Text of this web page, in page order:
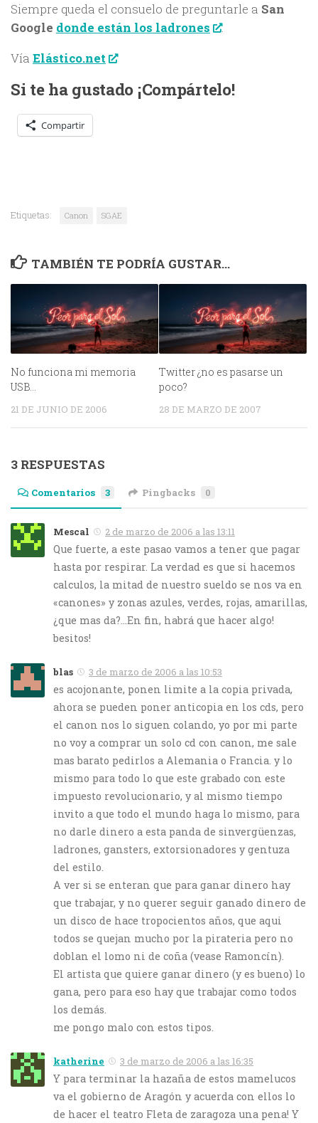
Siempre queda el consuelo de preguntarle a San
Google donde están los ladrones
.
Vía Elástico.net
Si te ha gustado ¡Compártelo!
Compartir
Etiquetas: Canon SGAE
TAMBIÉN TE PODRÍA GUSTAR...
No funciona mi memoria
USB…
21 DE JUNIO DE 2006
Twitter ¿no es pasarse un
poco?
28 DE MARZO DE 2007
3 RESPUESTAS
Comentarios 3 Pingbacks 0
Mescal 2 de marzo de 2006 a las 13:11
Que fuerte, a este pasao vamos a tener que pagar
hasta por respirar. La verdad es que si hacemos
calculos, la mitad de nuestro sueldo se nos va en
«canones» y zonas azules, verdes, rojas, amarillas,
¿que mas da?…En fin, habrá que hacer algo!
besitos!
blas 3 de marzo de 2006 a las 10:53
es acojonante, ponen limite a la copia privada,
ahora se pueden poner anticopia en los cds, pero
el canon nos lo siguen colando, yo por mi parte
no voy a comprar un solo cd con canon, me sale
mas barato pedirlos a Alemania o Francia. y lo
mismo para todo lo que este grabado con este
impuesto revolucionario, y al mismo tiempo
invito a que todo el mundo haga lo mismo, para
no darle dinero a esta panda de sinvergüenzas,
ladrones, gansters, extorsionadores y gentuza
del estilo.
A ver si se enteran que para ganar dinero hay
que trabajar, y no querer seguir ganado dinero de
un disco de hace tropocientos años, que aqui
todos se quejan mucho por la pirateria pero no
doblan el lomo ni de coña (vease Ramoncín).
El artista que quiere ganar dinero (y es bueno) lo
gana, pero para eso hay que trabajar como todos
los demás.
me pongo malo con estos tipos.
katherine 3 de marzo de 2006 a las 16:35
Y para terminar la hazaña de estos mamelucos
va el gobierno de Aragón y acuerda con ellos lo
de hacer el teatro Fleta de zaragoza una pena! Y